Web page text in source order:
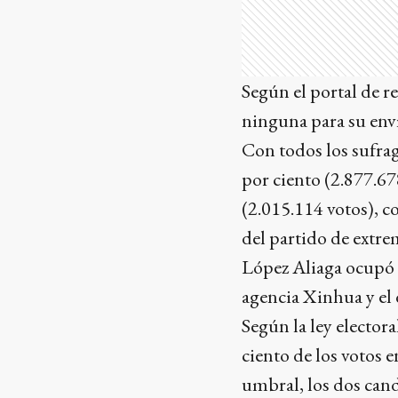
Según el portal de
ninguna para su
Con todos los
por ciento
(2.015.114 votos),
del partido de
López Aliaga
agencia Xinhua y
Según la ley
ciento de los votos
umbral, los dos